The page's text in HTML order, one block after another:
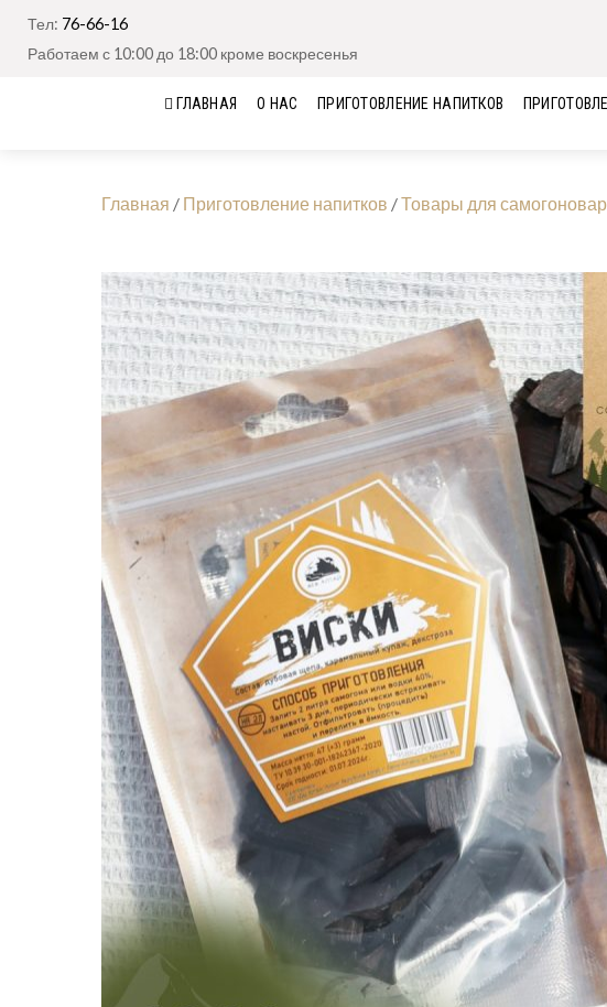
Тел: 76-66-16
Работаем с 10:00 до 18:00 кроме воскресенья
ГЛАВНАЯ О НАС ПРИГОТОВЛЕНИЕ НАПИТКОВ
Главная / Приготовление напитков /Товары для